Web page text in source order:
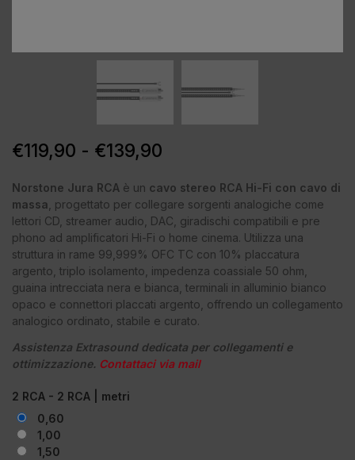
€119,90 - €139,90
Norstone Jura RCA è un cavo stereo RCA Hi-Fi con cavo di
massa , progettato per collegare sorgenti analogiche come
lettori CD, streamer audio, DAC, giradischi compatibili e pre
phono ad amplificatori Hi-Fi o home cinema. Utilizza una
struttura in rame 99,999% OFC TC con 10% placcatura
argento, triplo isolamento, impedenza coassiale 50 ohm,
guaina intrecciata nera e bianca, terminali in alluminio bianco
opaco e connettori placcati argento, offrendo un collegamento
analogico ordinato, stabile e curato.
Assistenza Extrasound dedicata per collegamenti e
ottimizzazione. Contattaci via mail
2 RCA - 2 RCA | metri
0,60
1,00
1,50